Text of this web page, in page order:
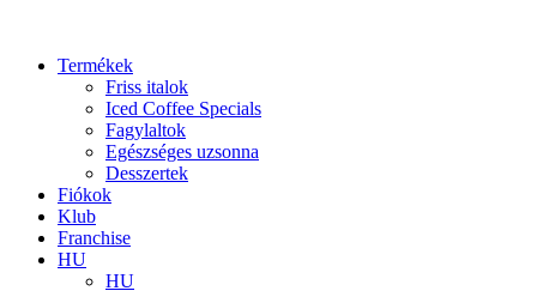
Termékek
Friss italok
Iced Coffee Specials
Fagylaltok
Egészséges uzsonna
Desszertek
Fiókok
Klub
Franchise
HU
HU